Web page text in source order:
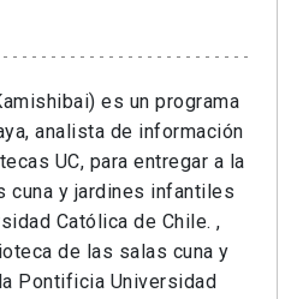
es un programa
analista de información
UC, para entregar a la
cuna y jardines infantiles
Católica de Chile. ,
de las salas cuna y
Pontificia Universidad